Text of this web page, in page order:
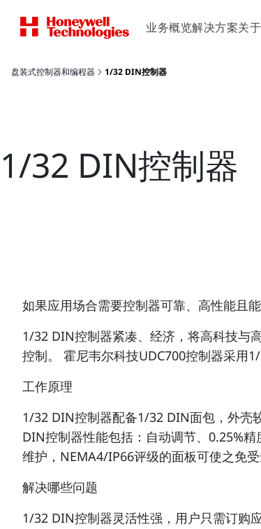
业务概览解决方案关
盘装式控制器和编程器 1/32 DIN控制器
1/32 DIN控制器
如果应用场合需要控制器可靠、高性能且
1/32 DIN控制器紧凑、经济，将高科技与
控制。 霍尼韦尔科技UDC700控制器采用
工作原理
1/32 DIN控制器配备1/32 DIN面包，外壳
DIN控制器性能包括：自动调节、0.25%
维护，NEMA4/IP66评级的面板可使之免受
解决哪些问题
1/32 DIN控制器灵活性强，用户只需订购